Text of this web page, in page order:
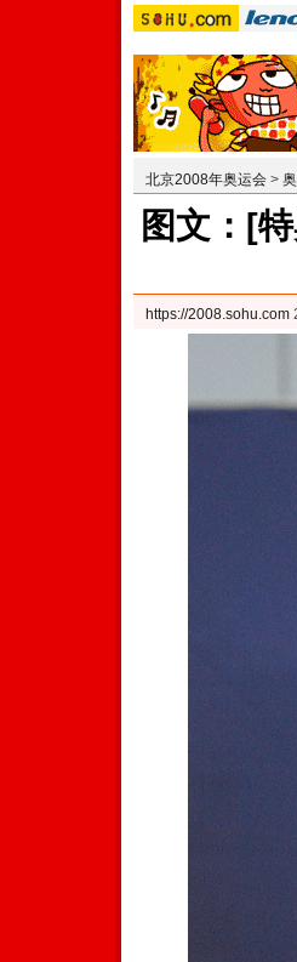
北京2008年奥运会 >
图文：[
https://2008.sohu.com